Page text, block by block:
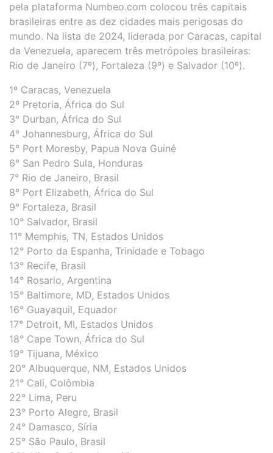
pela plataforma Numbeo.com colocou três capitais
brasileiras entre as dez cidades mais perigosas do
mundo. Na lista de 2024, liderada por Caracas, capital
da Venezuela, aparecem três metrópoles brasileiras:
Rio de Janeiro (7º), Fortaleza (9º) e Salvador (10º).
1º Caracas, Venezuela
2º Pretoria, África do Sul
3° Durban, África do Sul
4° Johannesburg, África do Sul
5° Port Moresby, Papua Nova Guiné
6° San Pedro Sula, Honduras
7° Rio de Janeiro, Brasil
8° Port Elizabeth, África do Sul
9° Fortaleza, Brasil
10° Salvador, Brasil
11° Memphis, TN, Estados Unidos
12° Porto da Espanha, Trinidade e Tobago
13° Recife, Brasil
14° Rosario, Argentina
15° Baltimore, MD, Estados Unidos
16° Guayaquil, Equador
17° Detroit, MI, Estados Unidos
18° Cape Town, África do Sul
19° Tijuana, México
20° Albuquerque, NM, Estados Unidos
21° Cali, Colômbia
22° Lima, Peru
23° Porto Alegre, Brasil
24° Damasco, Síria
25° São Paulo, Brasil